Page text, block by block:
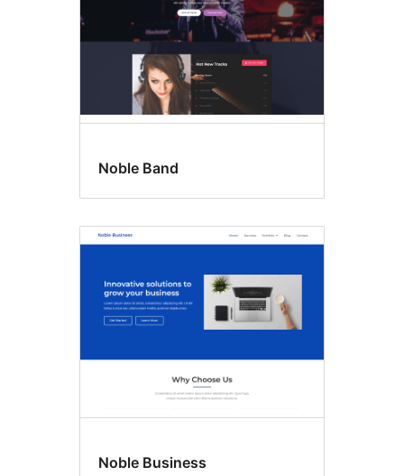
Noble Band
Noble Business